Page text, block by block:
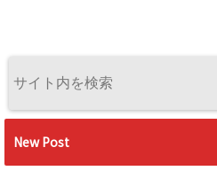
New Post